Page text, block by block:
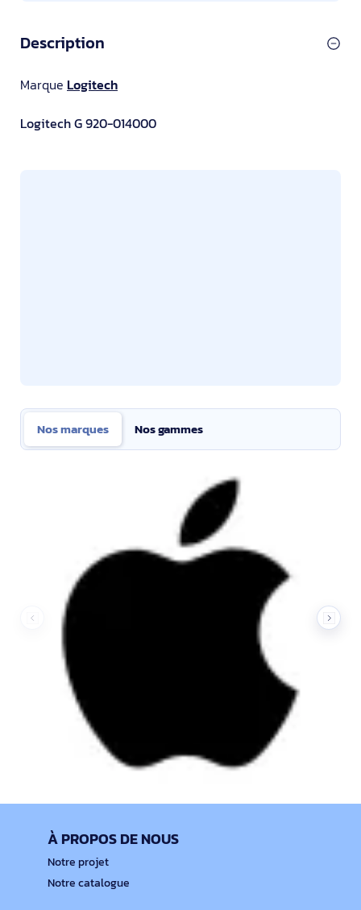
Description
Marque Logitech
Logitech G 920-014000
Nos marques Nos gammes
À PROPOS DE NOUS
Notre projet
Notre catalogue